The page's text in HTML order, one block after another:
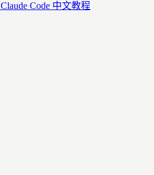
Claude Code 中文教程